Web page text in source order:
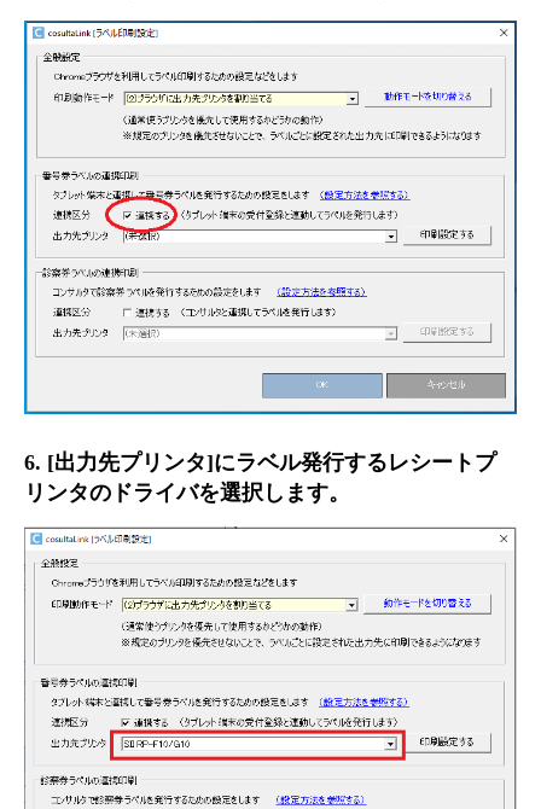
6. [出力先プリンタ]にラベル発行するレシートプ
リンタのドライバを選択します。